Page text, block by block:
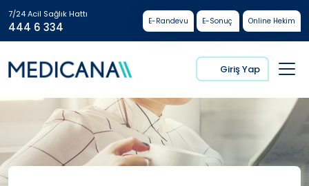
7/24 Acil Sağlık Hattı
444 6 334 E-Randevu E-Sonuç Online Hekim
Giriş Yap